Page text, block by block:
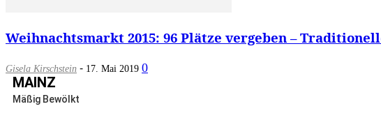
Weihnachtsmarkt 2015: 96 Plätze vergeben –
Gisela Kirschstein - 17. Mai 2019 0
MAINZ
Mäßig Bewölkt